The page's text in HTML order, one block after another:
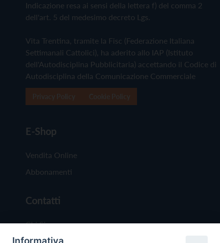
Indicazione resa ai sensi della lettera f) del comma 2
dell'art. 5 del medesimo decreto Lgs.
Vita Trentina, tramite la Fisc (Federazione Italiana
Settimanali Cattolici), ha aderito allo IAP (Istituto
dell'Autodisciplina Pubblicitaria) accettando il Codice di
Autodisciplina della Comunicazione Commerciale
E-Shop
Vendita Online
Abbonamenti
Contatti
Chi Siamo
Redazione